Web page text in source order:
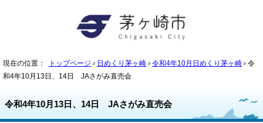
現在の位置： トップページ › 日めくり茅ヶ崎 › 令和4年10月日めくり茅ヶ崎 › 令
和4年10月13日、14日 JAさがみ直売会
令和4年10月13日、14日 JAさがみ直売会